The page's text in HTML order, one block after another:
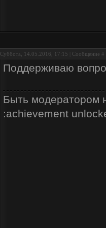
Суббота, 14.05.2016, 17:15 | Сообщение #
Поддерживаю
Быть модератором
:achievement